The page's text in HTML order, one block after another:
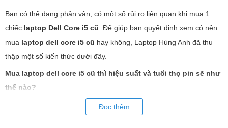
Bạn có thể đang phân vân, có một số rủi ro liên quan khi mua 1
chiếc laptop Dell Core i5 cũ . Để giúp bạn quyết định xem có nên
mua laptop dell core i5 cũ hay không, Laptop Hùng Anh đã thu
thập một số kiến thức dưới đây.
Mua laptop dell core i5 cũ thì hiệu suất và tuổi thọ pin sẽ như
thế nào?
Khi các hãng liên tục tung ra những sản phẩm mới thì những sản
Đọc thêm